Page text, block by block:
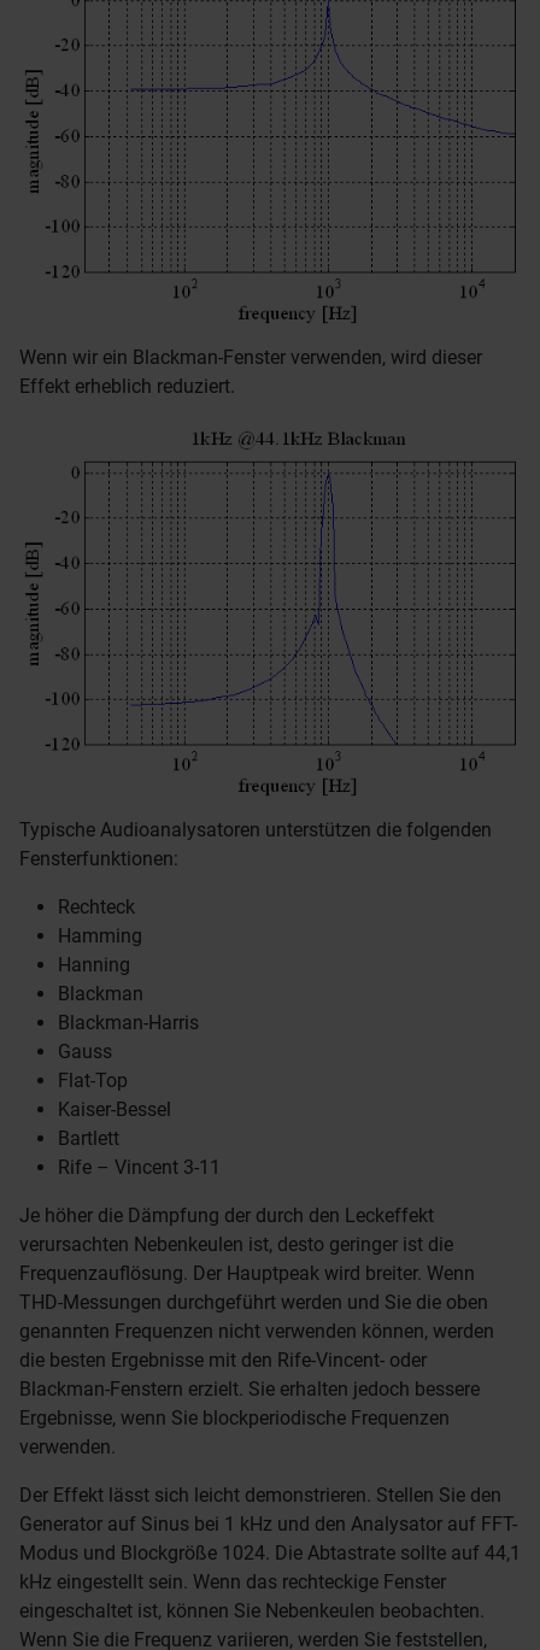
Wenn wir ein Blackman-Fenster verwenden, wird dieser
Effekt erheblich reduziert.
Typische Audioanalysatoren unterstützen die folgenden
Fensterfunktionen:
Rechteck
Hamming
Hanning
Blackman
Blackman-Harris
Gauss
Flat-Top
Kaiser-Bessel
Bartlett
Rife – Vincent 3-11
Je höher die Dämpfung der durch den Leckeffekt
verursachten Nebenkeulen ist, desto geringer ist die
Frequenzauflösung. Der Hauptpeak wird breiter. Wenn
THD-Messungen durchgeführt werden und Sie die oben
genannten Frequenzen nicht verwenden können, werden
die besten Ergebnisse mit den Rife-Vincent- oder
Blackman-Fenstern erzielt. Sie erhalten jedoch bessere
Ergebnisse, wenn Sie blockperiodische Frequenzen
verwenden.
Der Effekt lässt sich leicht demonstrieren. Stellen Sie den
Generator auf Sinus bei 1 kHz und den Analysator auf FFT-
Modus und Blockgröße 1024. Die Abtastrate sollte auf 44,1
kHz eingestellt sein. Wenn das rechteckige Fenster
eingeschaltet ist, können Sie Nebenkeulen beobachten.
Wenn Sie die Frequenz variieren, werden Sie feststellen,